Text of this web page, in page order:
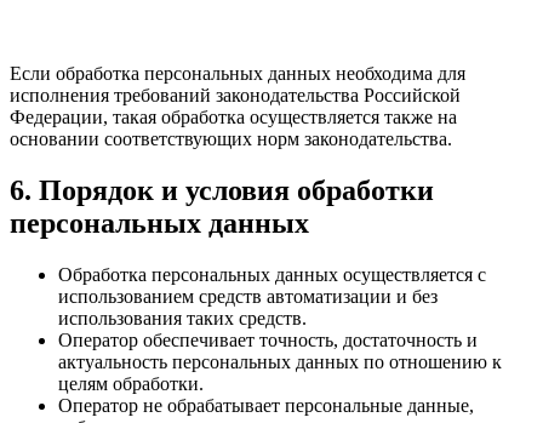
Если обработка персональных данных необходима для
исполнения требований законодательства Российской
Федерации, такая обработка осуществляется также на
основании соответствующих норм законодательства.
6. Порядок и условия обработки
персональных данных
Обработка персональных данных осуществляется с
использованием средств автоматизации и без
использования таких средств.
Оператор обеспечивает точность, достаточность и
актуальность персональных данных по отношению к
целям обработки.
Оператор не обрабатывает персональные данные,